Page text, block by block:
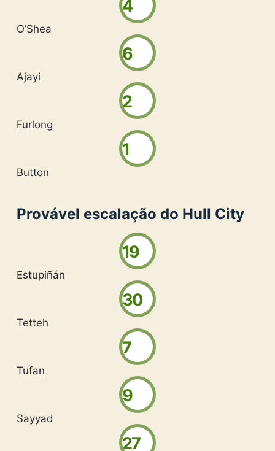
4
O’Shea
6
Ajayi
2
Furlong
1
Button
Provável escalação do Hull City
19
Estupiñán
30
Tetteh
7
Tufan
9
Sayyad
27